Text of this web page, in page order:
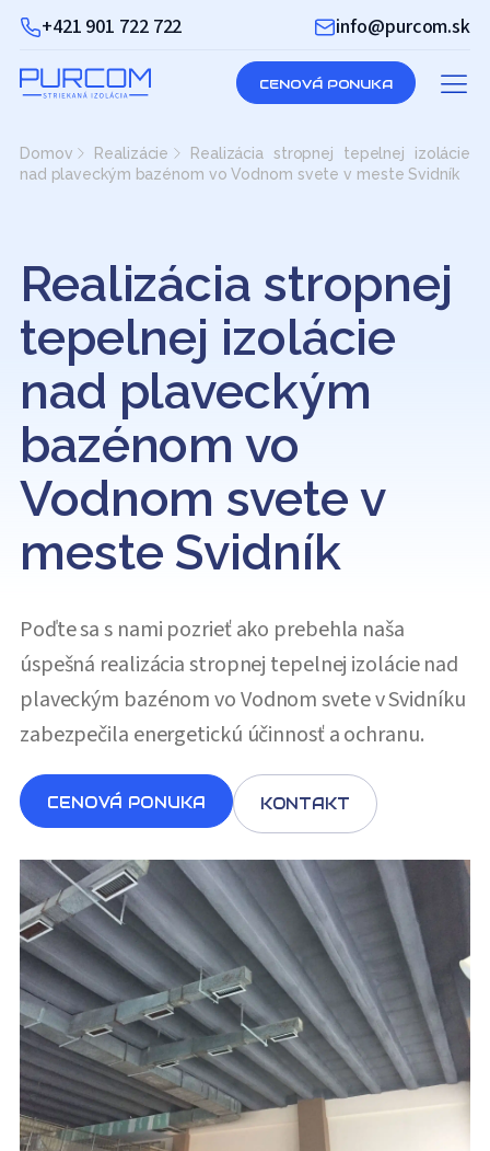
+421 901 722 722 info@purcom.sk
CENOVÁ PONUKA
Domov Realizácie
Realizácia stropnej tepelnej izolácie
nad plaveckým bazénom vo Vodnom svete v meste Svidník
Realizácia stropnej
tepelnej izolácie
nad plaveckým
bazénom vo
Vodnom svete v
meste Svidník
Poďte sa s nami pozrieť ako prebehla naša
úspešná realizácia stropnej tepelnej izolácie nad
plaveckým bazénom vo Vodnom svete v Svidníku
zabezpečila energetickú účinnosť a ochranu.
CENOVÁ PONUKA KONTAKT